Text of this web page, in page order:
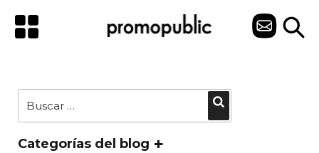
contenido
C
por:
Categorías del blog